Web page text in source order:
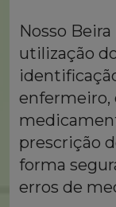
Nosso
utilização
enfermeiro,
prescrição
forma
erros de